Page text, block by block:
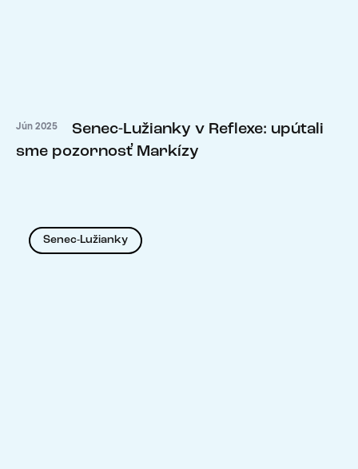
Jún 2025
Senec-Lužianky v Reflexe: upútali
sme pozornosť Markízy
Senec-Lužianky